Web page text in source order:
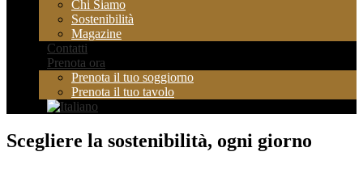
Chi Siamo
Sostenibilità
Magazine
Contatti
Prenota ora
Prenota il tuo soggiorno
Prenota il tuo tavolo
Scegliere la sostenibilità, ogni giorno